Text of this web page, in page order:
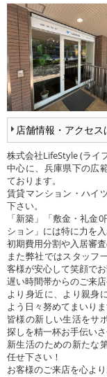
店舗情報・アクセス
株式会社LifeStyle (ライ
中心に、兵庫県下の広
ております。
賃貸マンション・ハイ
下さい。
「新築」「敷金・礼金
ション」には特に力を入
初期費用分割や入居審
また弊社ではスタッフ
客様が安心して笑顔で
遅い時間帯からのご来
より身近に、より親身
よう日々努めてまいりま
皆様の新しい生活をサ
探しを精一杯お手伝いさ
新生活のための新たな
任せ下さい！
お客様のご来店を心よ